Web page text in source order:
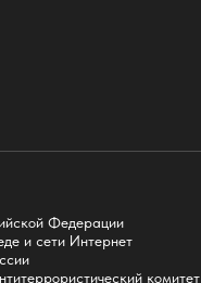
Федерации
и сети Интернет
комитет